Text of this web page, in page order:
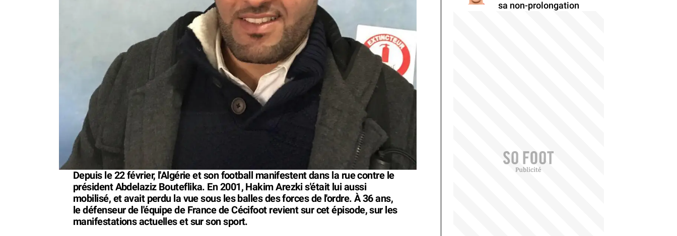
Depuis le 22 février, l'Algérie et son football manifestent dans la rue contre le
président Abdelaziz Bouteflika. En 2001, Hakim Arezki s'était lui aussi
mobilisé, et avait perdu la vue sous les balles des forces de l'ordre. À 36 ans,
le défenseur de l'équipe de France de Cécifoot revient sur cet épisode, sur les
manifestations actuelles et sur son sport.
sa non-prolongation